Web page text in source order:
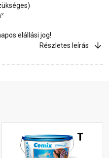
elállási jog!
Részletes leírás